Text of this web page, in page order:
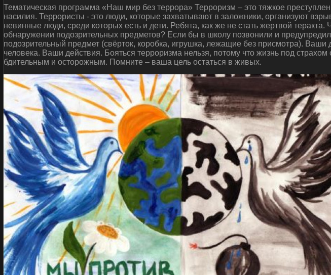
Тематическая программа «Наш мир без террора» Терроризм – это тяжкое
насилия. Террористы - это люди, которые захватывают в заложники, организуют
невинные люди, среди которых есть и дети. Ребята, как же не стать жертвой
обнаружении подозрительных предметов? Если бы в школу позвонили и
подозрительный предмет (свёрток, коробка, игрушка, лежащие без присмотра).
человека. Ваши действия. Бояться терроризма нельзя, потому что жизнь под
бдительным и осторожным. Помните – ваша цель остаться в живых.